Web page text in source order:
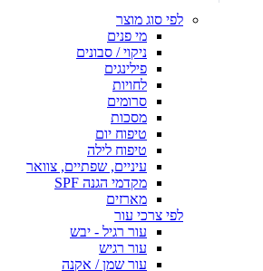
לפי סוג מוצר
מי פנים
ניקוי / סבונים
פילינגים
לחויות
סרומים
מסכות
טיפוח יום
טיפוח לילה
עיניים, שפתיים, צוואר
מקדמי הגנה SPF
מארזים
לפי צרכי עור
עור רגיל - יבש
עור רגיש
עור שמן / אקנה